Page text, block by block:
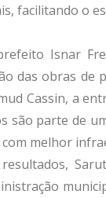
facilitando o
Isnar
das obras
Cassin, a
são parte de
melhor